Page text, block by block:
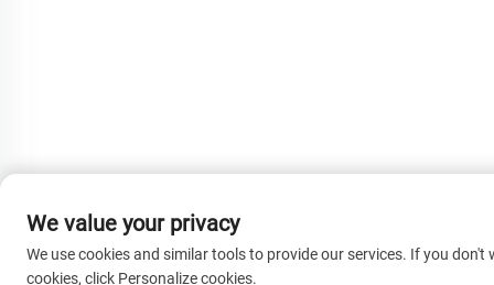
We value your privacy
We use cookies and similar tools to provide our services. If you don't
cookies, click Personalize cookies.